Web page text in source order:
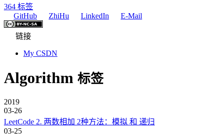
364 标签
GitHub
ZhiHu LinkedIn E-Mail
链接
My CSDN
Algorithm 标签
2019
03-26
LeetCode 2. 两数相加 2种方法：模拟 和 递归
03-25